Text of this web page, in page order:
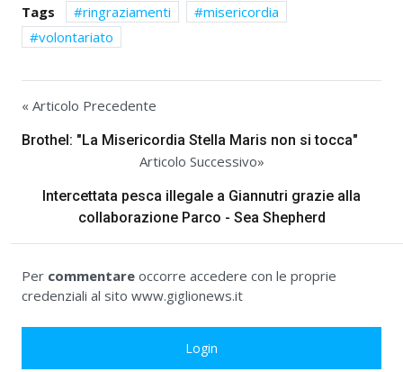
Tags ringraziamenti
misericordia
volontariato
« Articolo Precedente
Brothel: "La Misericordia Stella Maris non si tocca"
Articolo Successivo»
Intercettata pesca illegale a Giannutri grazie alla
collaborazione Parco - Sea Shepherd
Per commentare occorre accedere con le proprie
credenziali al sito www.giglionews.it
Login